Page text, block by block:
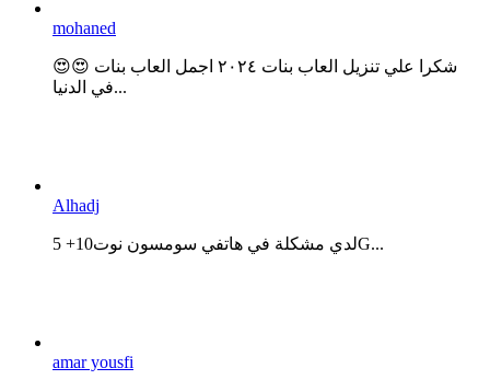
mohaned
😍😍 شكرا علي تنزيل العاب بنات ٢٠٢٤ اجمل العاب بنات
في الدنيا...
Alhadj
لدي مشكلة في هاتفي سومسون نوت10+ 5G...
amar yousfi